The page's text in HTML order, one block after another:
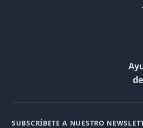
SUBSCRÍBETE A NUESTRO